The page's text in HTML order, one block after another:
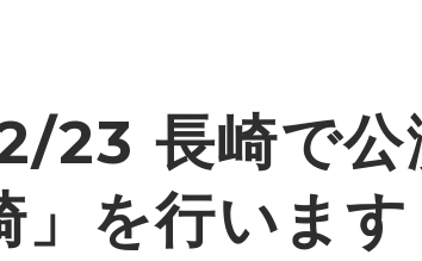
2/23 長崎で
を行います